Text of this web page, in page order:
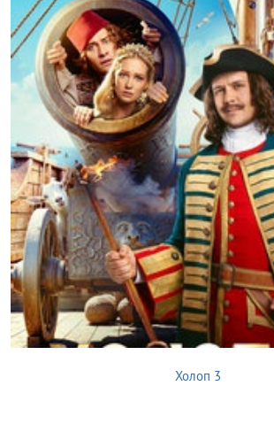
Холоп 3